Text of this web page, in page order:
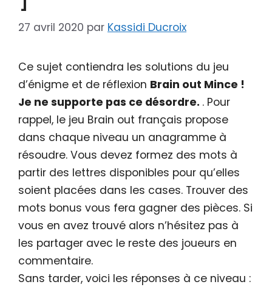
27 avril 2020 par Kassidi Ducroix
Ce sujet contiendra les solutions du jeu
d’énigme et de réflexion Brain out Mince !
Je ne supporte pas ce désordre. . Pour
rappel, le jeu Brain out français propose
dans chaque niveau un anagramme à
résoudre. Vous devez formez des mots à
partir des lettres disponibles pour qu’elles
soient placées dans les cases. Trouver des
mots bonus vous fera gagner des pièces. Si
vous en avez trouvé alors n’hésitez pas à
les partager avec le reste des joueurs en
commentaire.
Sans tarder, voici les réponses à ce niveau :